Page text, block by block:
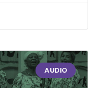
AUDIO